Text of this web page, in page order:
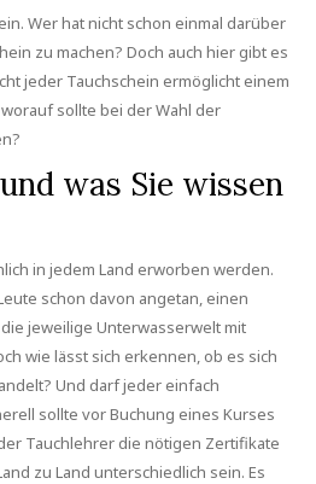
Wer hat nicht schon einmal darüber
zu machen? Doch auch hier gibt es
jeder Tauchschein ermöglicht einem
sollte bei der Wahl der
was Sie wissen
in jedem Land erworben werden.
schon davon angetan, einen
jeweilige Unterwasserwelt mit
wie lässt sich erkennen, ob es sich
Und darf jeder einfach
sollte vor Buchung eines Kurses
Tauchlehrer die nötigen Zertifikate
zu Land unterschiedlich sein. Es